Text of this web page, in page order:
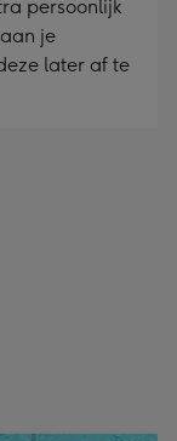
persoonlijk
je
later af te